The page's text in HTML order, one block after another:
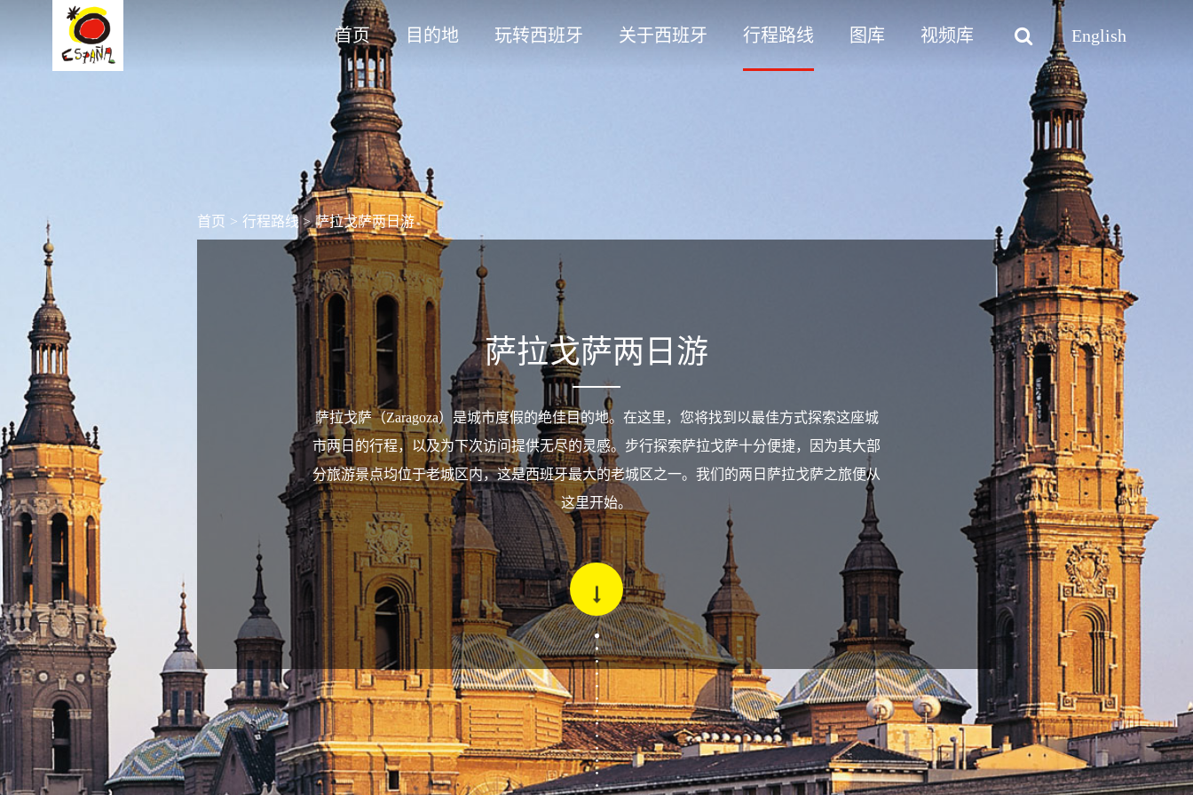
首页 目的地 玩转西班牙 关于西班牙 行程路线 图库 视频库 English
首页 > 行程路线 > 萨拉戈萨两日游
萨拉戈萨两日游
萨拉戈萨（Zaragoza）是城市度假的绝佳目的地。在这里，您将找到以最佳方式探索这座城
市两日的行程，以及为下次访问提供无尽的灵感。步行探索萨拉戈萨十分便捷，因为其大部
分旅游景点均位于老城区内，这是西班牙最大的老城区之一。我们的两日萨拉戈萨之旅便从
这里开始。